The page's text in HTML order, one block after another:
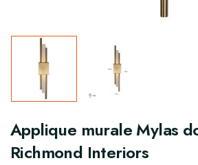
Applique murale Mylas
Richmond Interiors